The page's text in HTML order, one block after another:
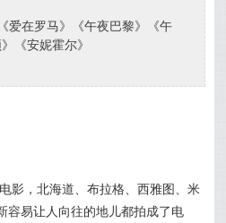
爱在罗马》《午夜巴黎》《午
《安妮霍尔》
影，北海道、布拉格、西雅图、米
容易让人向往的地儿都拍成了电